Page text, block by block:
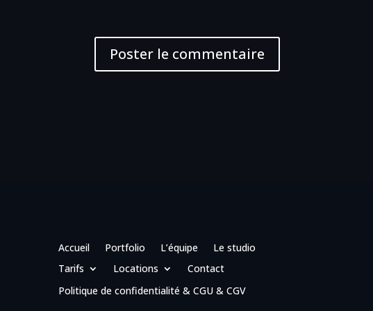
Accueil Portfolio L’équipe
Le studio
Tarifs
Locations
Contact
Politique de confidentialité & CGU& CGV